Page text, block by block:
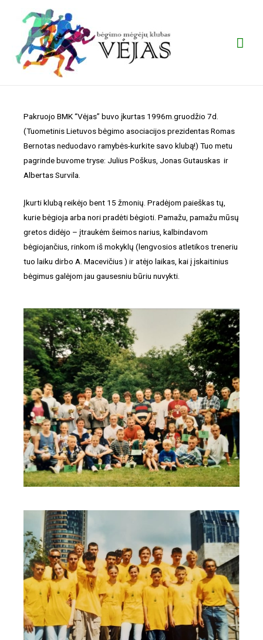
Pakruojo BMK “Vėjas” buvo įkurtas 1996m.gruodžio 7d.
(Tuometinis Lietuvos bėgimo asociacijos prezidentas Romas
Bernotas neduodavo ramybės-kurkite savo klubą!) Tuo metu
pagrinde buvome tryse: Julius Poškus, Jonas Gutauskas ir
Albertas Survila.
Įkurti klubą reikėjo bent 15 žmonių. Pradėjom paieškas tų,
kurie bėgioja arba nori pradėti bėgioti. Pamažu, pamažu mūsų
gretos didėjo – įtraukėm šeimos narius, kalbindavom
bėgiojančius, rinkom iš mokyklų (lengvosios atletikos treneriu
tuo laiku dirbo A. Macevičius ) ir atėjo laikas, kai į įskaitinius
bėgimus galėjom jau gausesniu būriu nuvykti.